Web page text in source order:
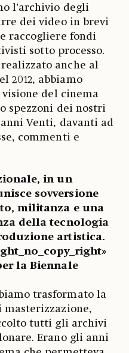
l’archivio degli
dei video in brevi
raccogliere fondi
sotto processo.
anche al
2012, abbiamo
del cinema
spezzoni dei nostri
Venti, davanti ad
commenti e
in un
sovversione
militanza e una
della tecnologia
artistica.
la Biennale
trasformato la
tutti gli archivi
Erano gli anni